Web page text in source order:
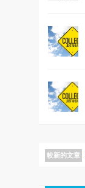
較新的文章